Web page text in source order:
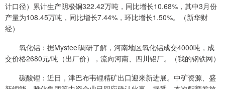
计口径）累计生产阴极铜322.42万吨，同比增长10.68%，其中3月份
产量为108.45万吨，同比增长7.44%，环比增长1.50%。（新华财
经）
氧化铝：据Mysteel调研了解，河南地区氧化铝成交4000吨，成
交价格2680元/吨（出厂价），流向河南、四川铝厂。（我的钢铁网）
碳酸锂：近日，津巴布韦锂精矿出口迎来新进展。中矿资源、盛